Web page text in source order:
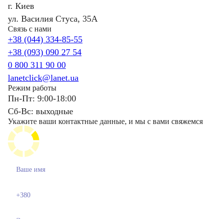
г. Киев
ул. Василия Стуса, 35А
Связь с нами
+38 (044) 334-85-55
+38 (093) 090 27 54
0 800 311 90 00
lanetclick@lanet.ua
Режим работы
Пн-Пт: 9:00-18:00
Сб-Вс: выходные
Укажите ваши контактные данные, и мы с вами свяжемся